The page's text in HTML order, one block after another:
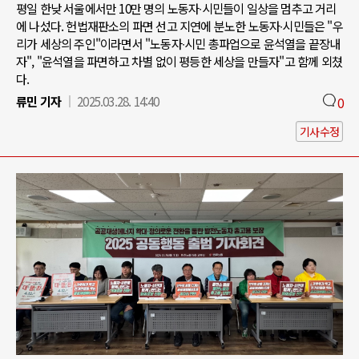
평일 한낮 서울에서만 10만 명의 노동자∙시민들이 일상을 멈추고 거리
에 나섰다. 헌법재판소의 파면 선고 지연에 분노한 노동자∙시민들은 "우
리가 세상의 주인"이라면서 "노동자∙시민 총파업으로 윤석열을 끝장내
자", "윤석열을 파면하고 차별 없이 평등한 세상을 만들자"고 함께 외쳤
다.
류민 기자
2025.03.28. 14:40 0
기사수정